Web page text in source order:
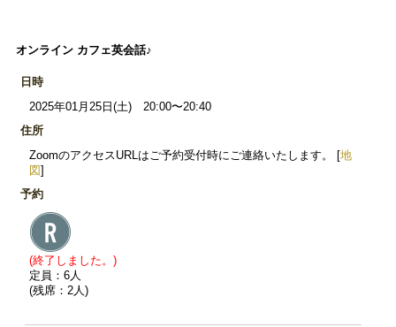
オンライン カフェ英会話♪
日時
2025年01月25日(土) 20:00〜20:40
住所
ZoomのアクセスURLはご予約受付時にご連絡いたします。 [地
図]
予約
(終了しました。)
定員：6人
(残席：2人)